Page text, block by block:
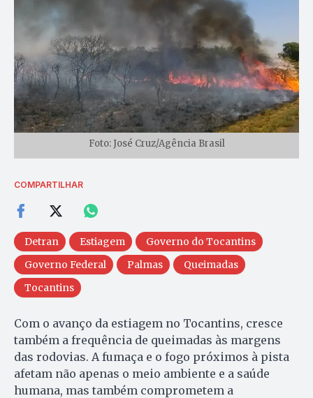
Foto: José Cruz/Agência Brasil
COMPARTILHAR
Detran Estiagem
Governo do Tocantins
Governo Federal
Palmas
Queimadas
Tocantins
Com o avanço da estiagem no Tocantins, cresce
também a frequência de queimadas às margens
das rodovias. A fumaça e o fogo próximos à pista
afetam não apenas o meio ambiente e a saúde
humana, mas também comprometem a